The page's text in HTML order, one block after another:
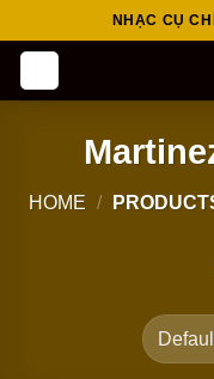
to
NHẠC CỤ
HOME /